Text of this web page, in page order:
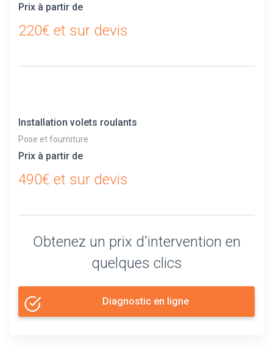
Prix à partir de
220€ et sur devis
Installation volets roulants
Pose et fourniture
Prix à partir de
490€ et sur devis
Obtenez un prix d'intervention en
quelques clics
Diagnostic en ligne